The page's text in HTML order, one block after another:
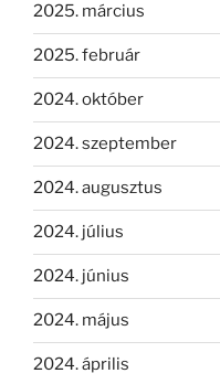
2025. március
2025. február
2024. október
2024. szeptember
2024. augusztus
2024. július
2024. június
2024. május
2024. április